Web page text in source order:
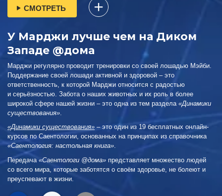
СМОТРЕТЬ
У Maрджи лучше чем на Диком
Западе @дома
Марджи регулярно проводит тренировки со своей лошадью Мэйби.
Поддержание своей лошади активной и здоровой – это
ответственность, к которой Марджи относится с радостью
и серьёзностью. Забота о наших животных и их роль в более
широкой сфере нашей жизни – это одна из тем раздела «Динамики
существования»
«Динамики существования» – это один из 19 бесплатных онлайн-
курсов по Саентологии, основанных на принципах из справочника
«Саентология: настольная книга».
Передача «Саентологи @дома» представляет множество людей
со всего мира, которые заботятся о своём здоровье, не болеют и
преуспевают в жизни.